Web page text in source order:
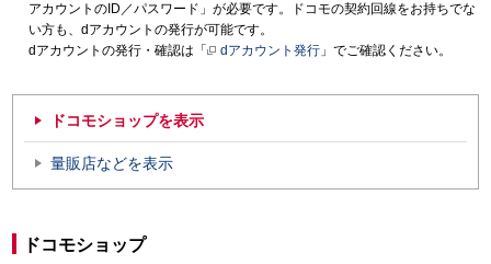
アカウントのID／パスワード」が必要です。ドコモの契約回線をお持ちでな
い方も、dアカウントの発行が可能です。
dアカウントの発行・確認は「
dアカウント発行 」でご確認ください。
ドコモショップを表示
量販店などを表示
ドコモショップ